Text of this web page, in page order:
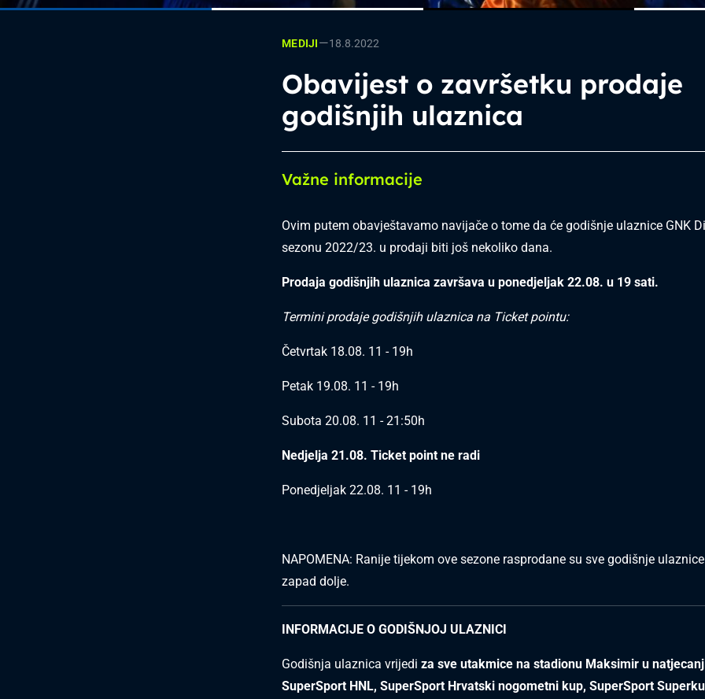
MEDIJI—18.8.2022
Obavijest o završetku prodaje
godišnjih ulaznica
Važne informacije
Ovim putem obavještavamo navijače o tome da će godišnje ulaznice GNK
sezonu 2022/23. u prodaji biti još nekoliko dana.
Prodaja godišnjih ulaznica završava u ponedjeljak 22.08. u 19 sati.
Termini prodaje godišnjih ulaznica na Ticket pointu:
Četvrtak 18.08. 11 - 19h
Petak 19.08. 11 - 19h
Subota 20.08. 11 - 21:50h
Nedjelja 21.08. Ticket point ne radi
Ponedjeljak 22.08. 11 - 19h
NAPOMENA: Ranije tijekom ove sezone rasprodane su sve godišnje
zapad dolje.
INFORMACIJE O GODIŠNJOJ ULAZNICI
Godišnja ulaznica vrijedi za sve utakmice na stadionu Maksimir u
SuperSport HNL, SuperSport Hrvatski nogometni kup, SuperSport